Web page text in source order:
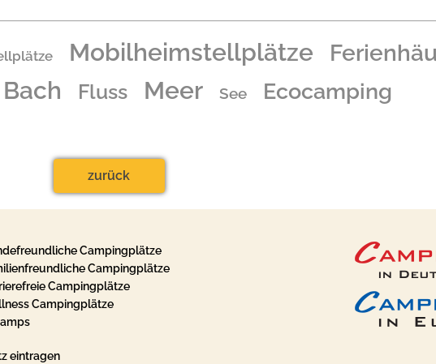
Mobilheimstellplätze
Bach Fluss Meer See Ecocamping
zurück
Campingplätze
Campingplätze
Campingplätze
Campingplätze
eintragen